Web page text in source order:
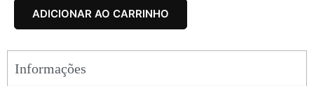
ADICIONAR AO CARRINHO
Informações